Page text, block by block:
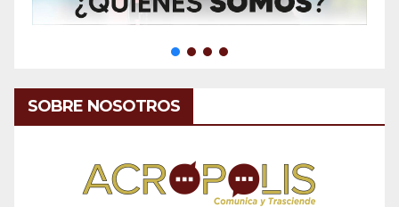
SOBRE NOSOTROS